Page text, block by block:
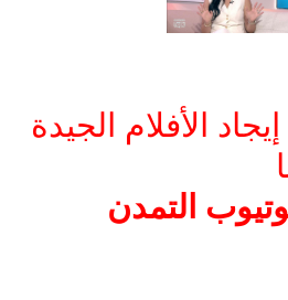
الأفلام الجيدة
التمدن